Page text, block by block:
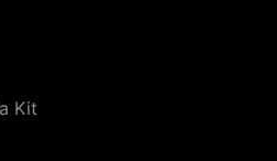
Kit